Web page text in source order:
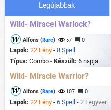
Legújabbak
Wild- Miracel Warlock?
Alfons (Rare) 57 0
Lapok: 22 Lény - 8 Spell
Típus: Combo - Készült: 6 napja
Wild- Miracle Warrior?
Alfons (Rare) 107 0
Lapok: 22 Lény - 6 Spell - 2 Fegyver